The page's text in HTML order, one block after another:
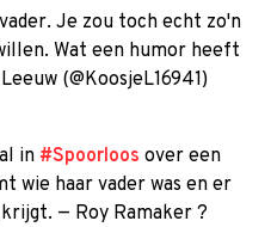
Je zou toch echt zo'n
Wat een humor heeft
(@KoosjeL16941)
in #Spoorloos over een
wie haar vader was en er
— Roy Ramaker ?